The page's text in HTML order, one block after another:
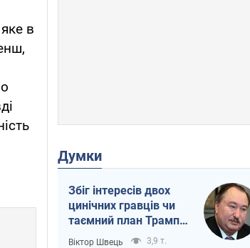
в
Думки
Збіг інтересів двох
цинічних гравців чи
таємний план Трампа
і Путіна?
Віктор Швець 3,9 т.